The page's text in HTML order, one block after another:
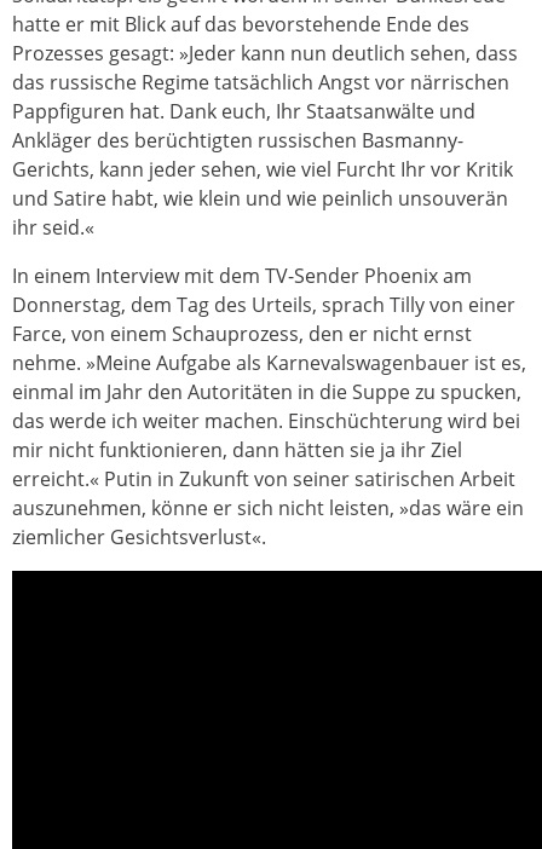
hatte er mit Blick auf das bevorstehende Ende des
Prozesses gesagt: »Jeder kann nun deutlich sehen, dass
das russische Regime tatsächlich Angst vor närrischen
Pappfiguren hat. Dank euch, Ihr Staatsanwälte und
Ankläger des berüchtigten russischen Basmanny-
Gerichts, kann jeder sehen, wie viel Furcht Ihr vor Kritik
und Satire habt, wie klein und wie peinlich unsouverän
ihr seid.«
In einem Interview mit dem TV-Sender Phoenix am
Donnerstag, dem Tag des Urteils, sprach Tilly von einer
Farce, von einem Schauprozess, den er nicht ernst
nehme. »Meine Aufgabe als Karnevalswagenbauer ist es,
einmal im Jahr den Autoritäten in die Suppe zu spucken,
das werde ich weiter machen. Einschüchterung wird bei
mir nicht funktionieren, dann hätten sie ja ihr Ziel
erreicht.« Putin in Zukunft von seiner satirischen Arbeit
auszunehmen, könne er sich nicht leisten, »das wäre ein
ziemlicher Gesichtsverlust«.